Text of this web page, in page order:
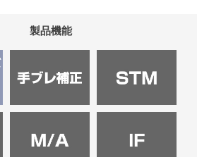
製品機能